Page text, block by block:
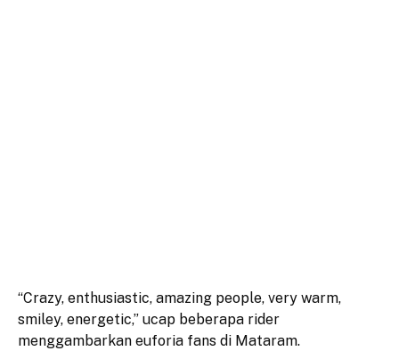
“Crazy, enthusiastic, amazing people, very warm,
smiley, energetic,” ucap beberapa rider
menggambarkan euforia fans di Mataram.